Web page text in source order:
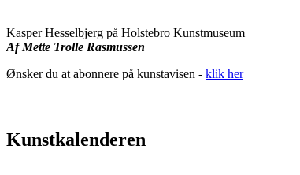
Kasper Hesselbjerg på Holstebro Kunstmuseum
Af Mette Trolle Rasmussen
Ønsker du at abonnere på kunstavisen - klik her
Kunstkalenderen